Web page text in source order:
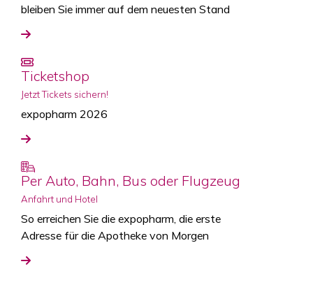
bleiben Sie immer auf dem neuesten Stand
Ticketshop
Jetzt Tickets sichern!
expopharm 2026
Per Auto, Bahn, Bus oder Flugzeug
Anfahrt und Hotel
So erreichen Sie die expopharm, die erste
Adresse für die Apotheke von Morgen